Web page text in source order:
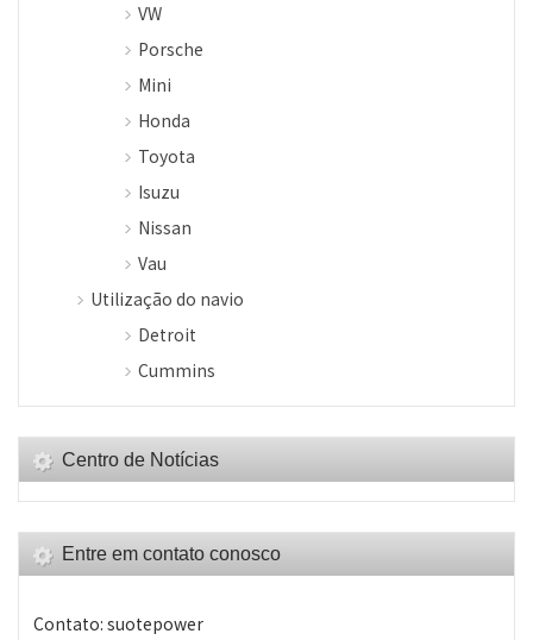
VW
Porsche
Mini
Honda
Toyota
Isuzu
Nissan
Vau
Utilização do navio
Detroit
Cummins
Centro de Notícias
Entre em contato conosco
Contato: suotepower